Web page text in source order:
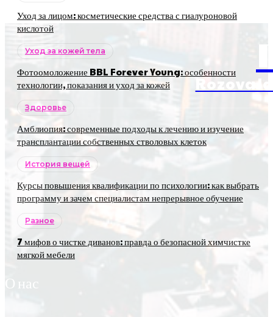
Уход за лицом: косметические средства с гиалуроновой
кислотой
Уход за кожей тела
Фотоомоложение BBL Forever Young: особенности
технологии, показания и уход за кожей
Здоровье
Амблиопия: современные подходы к лечению и изучение
трансплантации собственных стволовых клеток
История вещей
Курсы повышения квалификации по психологии: как выбрать
программу и зачем специалистам непрерывное обучение
Разное
7 мифов о чистке диванов: правда о безопасной химчистке
мягкой мебели
О нас